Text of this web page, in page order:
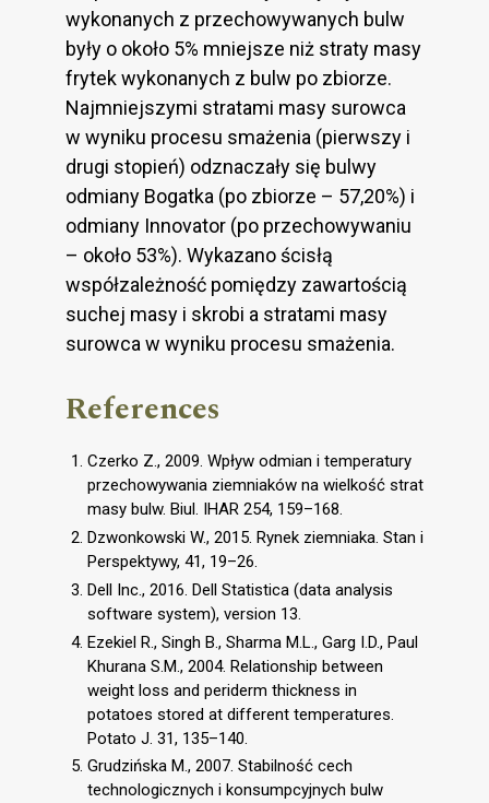
wykonanych z przechowywanych bulw
były o około 5% mniejsze niż straty masy
frytek wykonanych z bulw po zbiorze.
Najmniejszymi stratami masy surowca
w wyniku procesu smażenia (pierwszy i
drugi stopień) odznaczały się bulwy
odmiany Bogatka (po zbiorze – 57,20%) i
odmiany Innovator (po przechowywaniu
– około 53%). Wykazano ścisłą
współzależność pomiędzy zawartością
suchej masy i skrobi a stratami masy
surowca w wyniku procesu smażenia.
References
Czerko Z., 2009. Wpływ odmian i temperatury
przechowywania ziemniaków na wielkość strat
masy bulw. Biul. IHAR 254, 159–168.
Dzwonkowski W., 2015. Rynek ziemniaka. Stan i
Perspektywy, 41, 19–26.
Dell Inc., 2016. Dell Statistica (data analysis
software system), version 13.
Ezekiel R., Singh B., Sharma M.L., Garg I.D., Paul
Khurana S.M., 2004. Relationship between
weight loss and periderm thickness in
potatoes stored at different temperatures.
Potato J. 31, 135–140.
Grudzińska M., 2007. Stabilność cech
technologicznych i konsumpcyjnych bulw